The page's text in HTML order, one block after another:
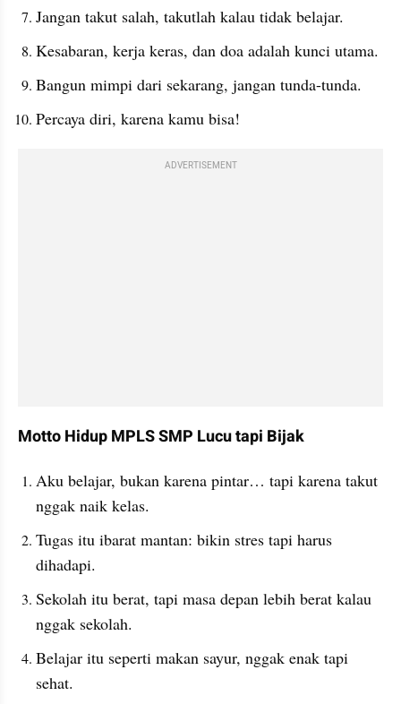
Jangan takut salah, takutlah kalau tidak belajar.
Kesabaran, kerja keras, dan doa adalah kunci utama.
Bangun mimpi dari sekarang, jangan tunda-tunda.
Percaya diri, karena kamu bisa!
ADVERTISEMENT
Motto Hidup MPLS SMP Lucu tapi Bijak
Aku belajar, bukan karena pintar… tapi karena takut
nggak naik kelas.
Tugas itu ibarat mantan: bikin stres tapi harus
dihadapi.
Sekolah itu berat, tapi masa depan lebih berat kalau
nggak sekolah.
Belajar itu seperti makan sayur, nggak enak tapi
sehat.